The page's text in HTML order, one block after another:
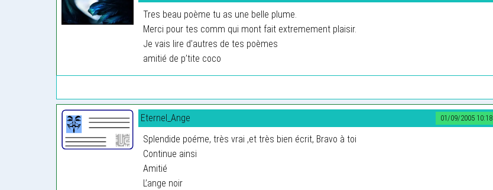
Tres beau poème tu as une belle plume.
Merci pour tes comm qui mont fait extremement plaisir.
Je vais lire d’autres de tes poèmes
amitié de p’tite coco
01/09/2005 10:18
Eternel_Ange
Splendide poéme, très vrai ,et très bien écrit, Bravo à toi
Continue ainsi
Amitié
L’ange noir